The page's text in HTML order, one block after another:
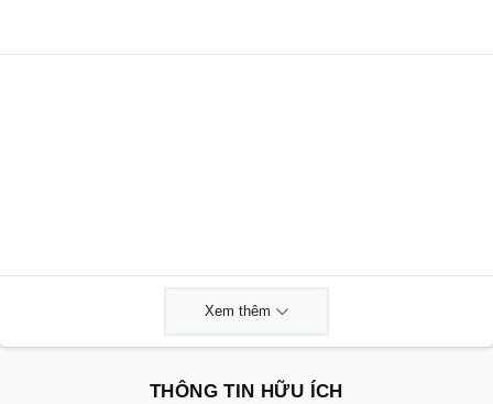
Xem thêm
THÔNG TIN HỮU ÍCH